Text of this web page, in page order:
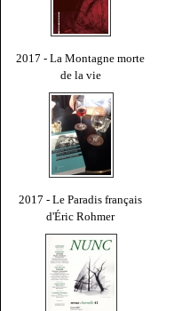
2017 - La Montagne morte
de la vie
2017 - Le Paradis français
d'Éric Rohmer